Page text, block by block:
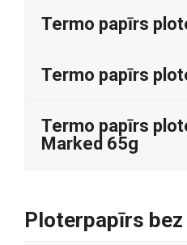
Termo papīrs
Termo papīrs
Termo papīrs
Marked 65g
Ploterpapīrs